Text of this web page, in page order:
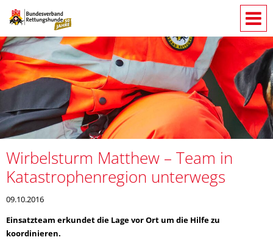
Wirbelsturm Matthew – Team in
Katastrophenregion unterwegs
09.10.2016
Einsatzteam erkundet die Lage vor Ort um die Hilfe zu
koordinieren.